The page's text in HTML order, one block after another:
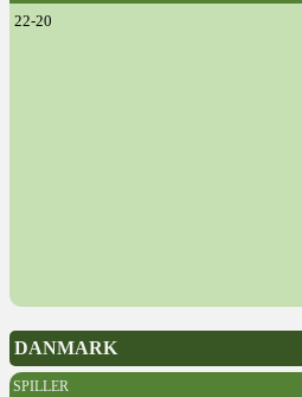
22-20
DANMARK
SPILLER